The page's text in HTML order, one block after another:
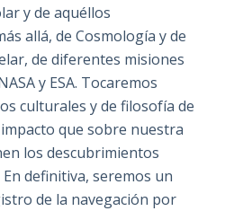
y de aquéllos
allá, de Cosmología y de
de diferentes misiones
y ESA. Tocaremos
culturales y de filosofía de
impacto que sobre nuestra
los descubrimientos
definitiva, seremos un
de la navegación por